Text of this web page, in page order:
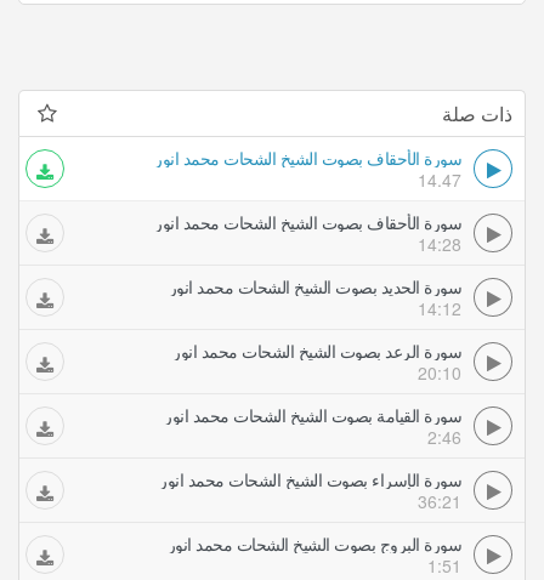
ذات صلة
سورة الأحقاف بصوت الشيخ الشحات محمد انور
14.47
سورة الأحقاف بصوت الشيخ الشحات محمد انور
14:28
سورة الحديد بصوت الشيخ الشحات محمد انور
14:12
سورة الرعد بصوت الشيخ الشحات محمد انور
20:10
سورة القيامة بصوت الشيخ الشحات محمد انور
2:46
سورة الإسراء بصوت الشيخ الشحات محمد انور
36:21
سورة البروج بصوت الشيخ الشحات محمد انور
1:51